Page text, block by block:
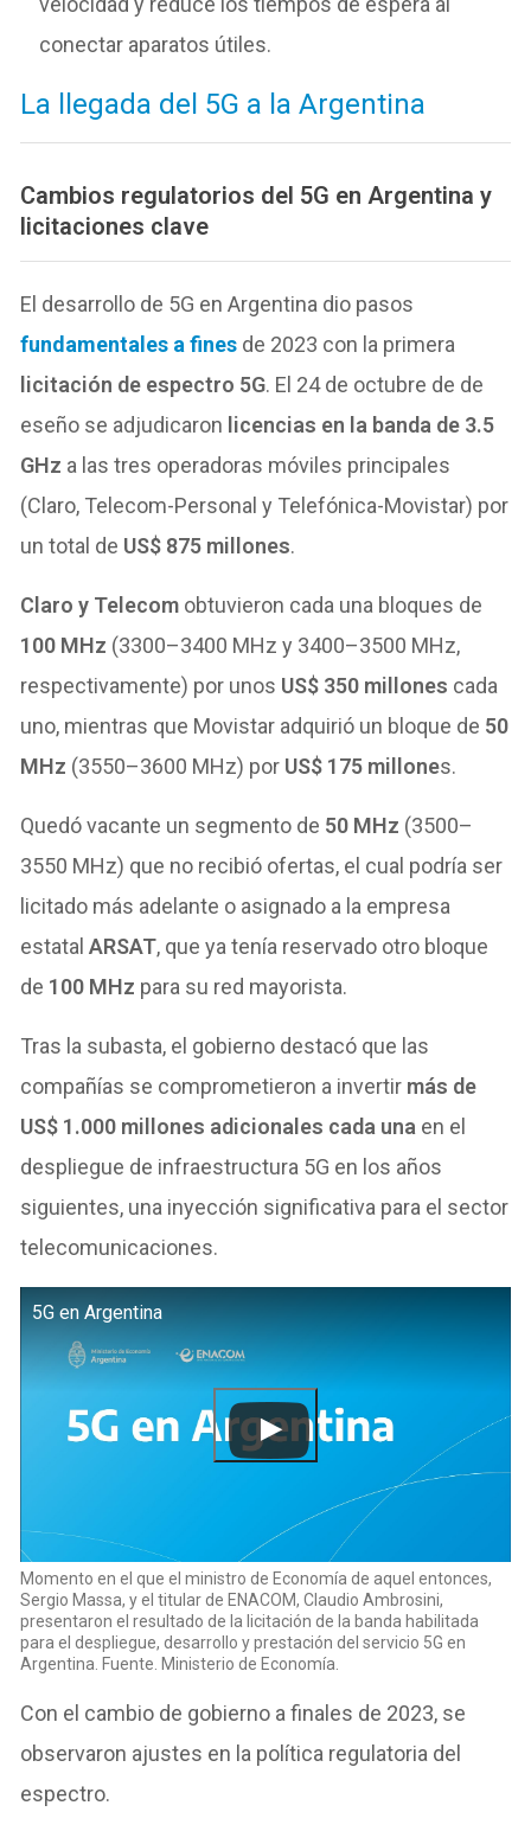
conectar aparatos útiles.
La llegada del 5G a la Argentina
Cambios regulatorios del 5G en Argentina y
licitaciones clave
El desarrollo de 5G en Argentina dio pasos
fundamentales a fines de 2023 con la primera
licitación de espectro 5G. El 24 de octubre de de
eseño se adjudicaron licencias en la banda de 3.5
GHz a las tres operadoras móviles principales
(Claro, Telecom-Personal y Telefónica-Movistar) por
un total de US$ 875 millones.
Claro y Telecom obtuvieron cada una bloques de
100 MHz (3300–3400 MHz y 3400–3500 MHz,
respectivamente) por unos US$ 350 millones cada
uno, mientras que Movistar adquirió un bloque de 50
MHz (3550–3600 MHz) por US$ 175 millones.
Quedó vacante un segmento de 50 MHz (3500–
3550 MHz) que no recibió ofertas, el cual podría ser
licitado más adelante o asignado a la empresa
estatalARSAT, que ya tenía reservado otro bloque
de 100 MHz para su red mayorista.
Tras la subasta, el gobierno destacó que las
compañías se comprometieron a invertir más de
US$ 1.000 millones adicionales cada una en el
despliegue de infraestructura 5G en los años
siguientes, una inyección significativa para el sector
telecomunicaciones.
5G en Argentina
Momento en el que el ministro de Economía de aquel entonces,
Sergio Massa, y el titular de ENACOM, Claudio Ambrosini,
presentaron el resultado de la licitación de la banda habilitada
para el despliegue, desarrollo y prestación del servicio 5G en
Argentina. Fuente. Ministerio de Economía.
Con el cambio de gobierno a finales de 2023, se
observaron ajustes en la política regulatoria del
espectro.